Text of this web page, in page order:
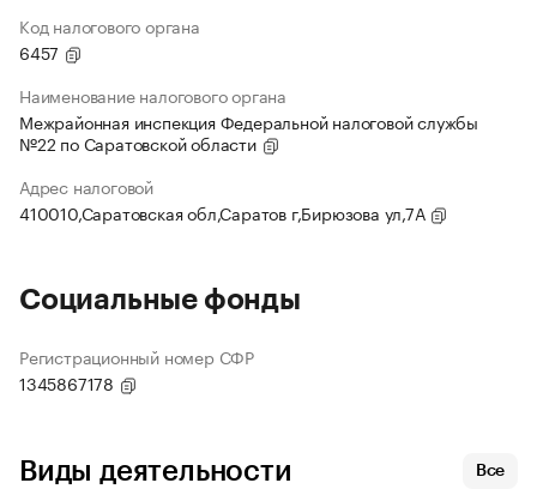
Код налогового органа
6457
Наименование налогового органа
Межрайонная инспекция Федеральной налоговой службы
№22 по Саратовской области
Адрес налоговой
410010,Саратовская обл,Саратов г,Бирюзова ул,7А
Социальные фонды
Регистрационный номер СФР
1345867178
Виды деятельности Все